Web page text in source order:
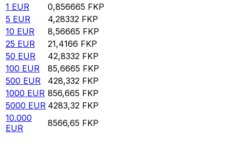
1 EUR 0,856665 FKP
5 EUR 4,28332 FKP
10 EUR 8,56665 FKP
25 EUR 21,4166 FKP
50 EUR 42,8332 FKP
100 EUR 85,6665 FKP
500 EUR 428,332 FKP
1000 EUR 856,665 FKP
5000 EUR 4283,32 FKP
10.000
EUR
8566,65 FKP